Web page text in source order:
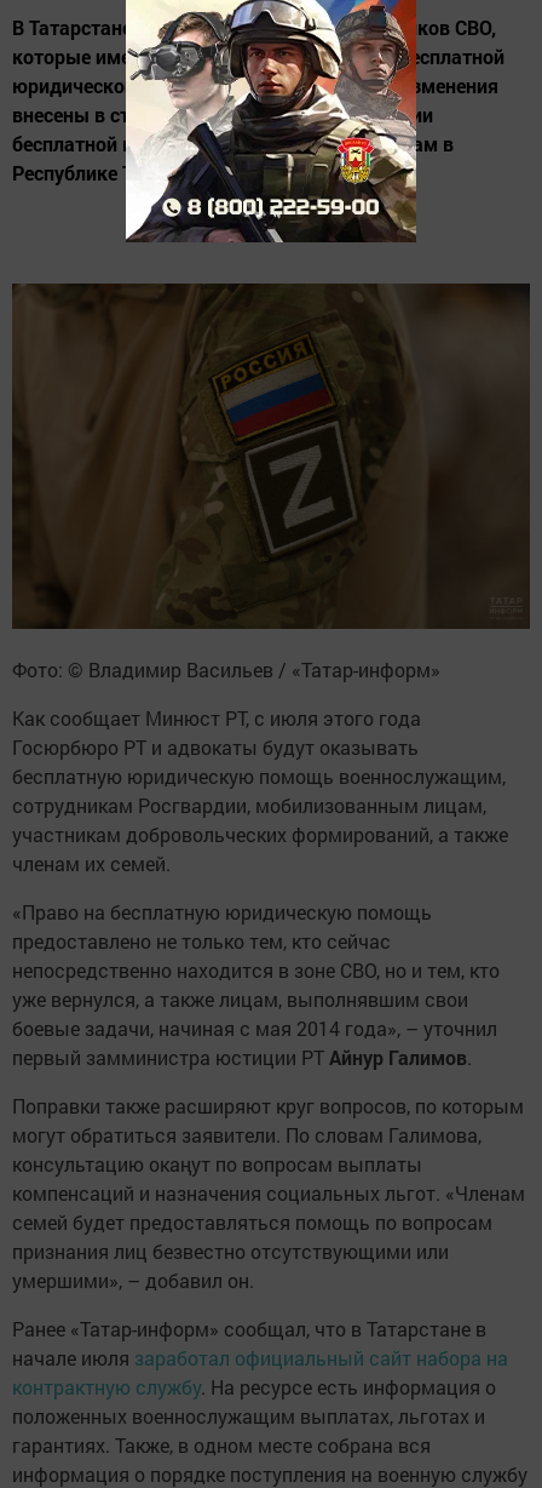
В Татарстане расширены категории участников СВО,
которые имеют право на предоставление бесплатной
юридической помощи. Соответствующие изменения
внесены в статью 12 Закона РТ «Об оказании
бесплатной юридической помощи гражданам в
Республике Татарстан».
Фото: © Владимир Васильев / «Татар-информ»
Как сообщает Минюст РТ, с июля этого года
Госюрбюро РТ и адвокаты будут оказывать
бесплатную юридическую помощь военнослужащим,
сотрудникам Росгвардии, мобилизованным лицам,
участникам добровольческих формирований, а также
членам их семей.
«Право на бесплатную юридическую помощь
предоставлено не только тем, кто сейчас
непосредственно находится в зоне СВО, но и тем, кто
уже вернулся, а также лицам, выполнявшим свои
боевые задачи, начиная с мая 2014 года», – уточнил
первый замминистра юстиции РТАйнур Галимов.
Поправки также расширяют круг вопросов, по которым
могут обратиться заявители. По словам Галимова,
консультацию окаңут по вопросам выплаты
компенсаций и назначения социальных льгот. «Членам
семей будет предоставляться помощь по вопросам
признания лиц безвестно отсутствующими или
умершими», – добавил он.
Ранее «Татар-информ» сообщал, что в Татарстане в
начале июля заработал официальный сайт набора на
контрактную службу. На ресурсе есть информация о
положенных военнослужащим выплатах, льготах и
гарантиях. Также, в одном месте собрана вся
информация о порядке поступления на военную службу